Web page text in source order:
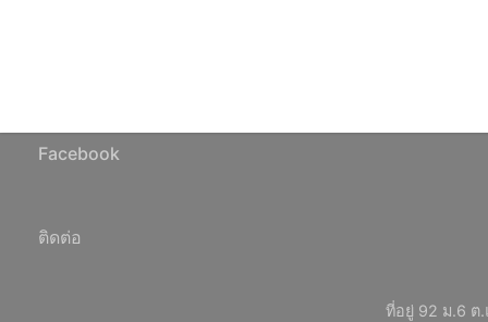
Facebook
ติดต่อ
ที่อยู่ 92 ม.6 ต.